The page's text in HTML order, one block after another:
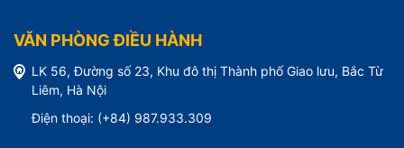
VĂN PHÒNG ĐIỀU HÀNH
LK 56, Đường số 23, Khu đô thị Thành phố Giao lưu, Bắc Từ
Liêm, Hà Nội
Điện thoại: (+84) 987.933.309